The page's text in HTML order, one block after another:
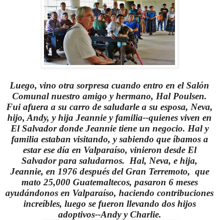
Luego, vino otra sorpresa cuando entro en el Salón
Comunal nuestro amigo y hermano, Hal Poulsen.
Fui afuera a su carro de saludarle a su esposa, Neva,
hijo, Andy, y hija Jeannie y familia--quienes viven en
El Salvador donde Jeannie tiene un negocio. Hal y
familia estaban visitando, y sabiendo que íbamos a
estar ese día en Valparaíso, vinieron desde El
Salvador para saludarnos. Hal, Neva, e hija,
Jeannie, en 1976 después del Gran Terremoto, que
mato 25,000 Guatemaltecos, pasaron 6 meses
ayudándonos en Valparaíso, haciendo contribuciones
increíbles, luego se fueron llevando dos hijos
adoptivos--Andy y Charlie.